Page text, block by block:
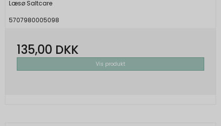
Læsø Saltcare
5707980005098
135,00 DKK
Vis produkt